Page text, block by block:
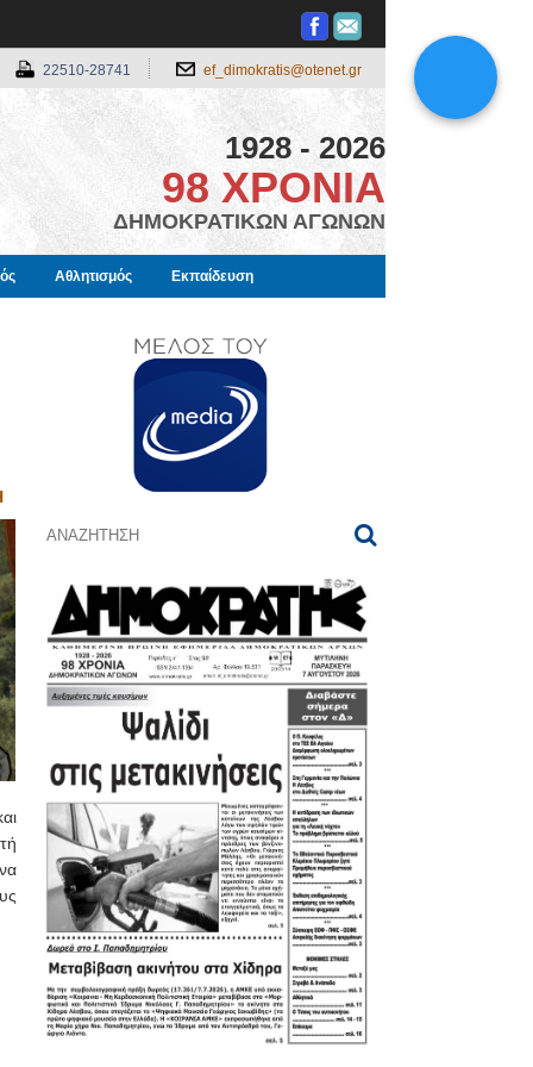
22510-28741 ef_dimokratis@otenet.gr
1928 - 2026
98 ΧΡΟΝΙΑ
ΔΗΜΟΚΡΑΤΙΚΩΝ ΑΓΩΝΩΝ
Αθλητισμός Εκπαίδευση